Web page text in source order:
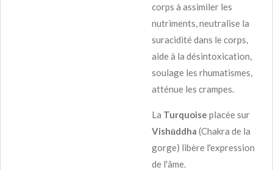
corps à assimiler les
nutriments, neutralise la
suracidité dans le corps,
aide à la désintoxication,
soulage les rhumatismes,
atténue les crampes.
La Turquoise placée sur
Vishūddha (Chakra de la
gorge) libère l'expression
de l'âme.